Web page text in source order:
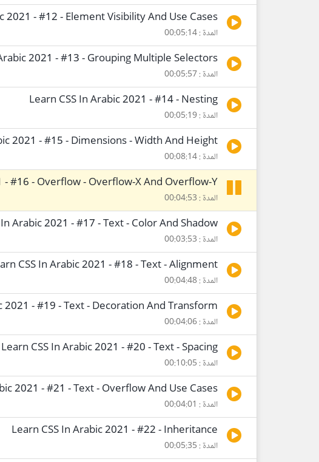
2021 - #12 - Element Visibility And Use Cases
المدة : 00:05:14
2021 - #13 - Grouping Multiple Selectors
المدة : 00:05:57
Learn CSS In Arabic 2021 - #14 - Nesting
المدة : 00:05:19
2021 - #15 - Dimensions - Width And Height
المدة : 00:08:14
- #16 - Overflow - Overflow-X And Overflow-Y
المدة : 00:04:53
Arabic 2021 - #17 - Text - Color And Shadow
المدة : 00:03:53
CSS In Arabic 2021 - #18 - Text - Alignment
المدة : 00:04:48
2021 - #19 - Text - Decoration And Transform
المدة : 00:04:06
Learn CSS In Arabic 2021 - #20 - Text - Spacing
المدة : 00:10:05
2021 - #21 - Text - Overflow And Use Cases
المدة : 00:04:01
Learn CSS In Arabic 2021 - #22 - Inheritance
المدة : 00:05:35